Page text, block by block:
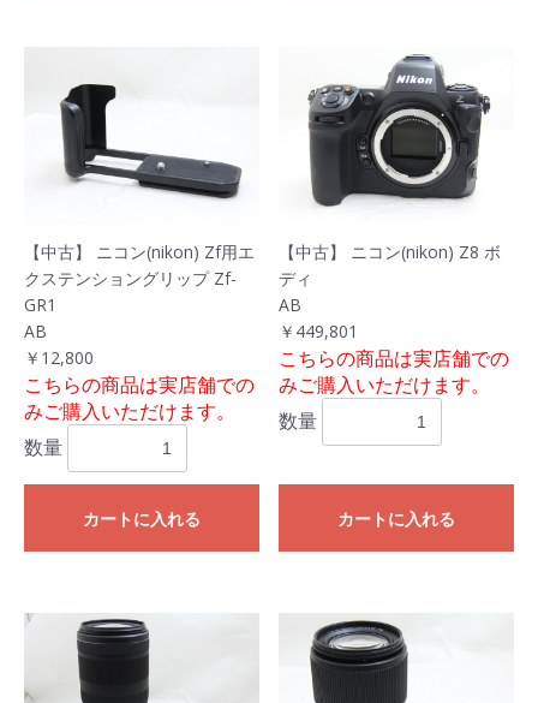
【中古】 ニコン(nikon) Zf用エ
クステンショングリップ Zf-
GR1
AB
￥12,800
こちらの商品は実店舗での
みご購入いただけます。
数量
カートに入れる
【中古】 ニコン(nikon) Z8 ボ
ディ
AB
￥449,801
こちらの商品は実店舗での
みご購入いただけます。
数量
カートに入れる